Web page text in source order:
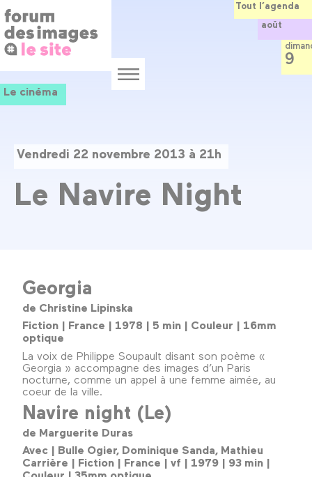
au
contenu
principal
Menu
Le cinéma
Vendredi 22 novembre 2013 à 21h
Le Navire Night
Georgia
de Christine Lipinska
Fiction | France | 1978 | 5 min | Couleur | 16mm
optique
La voix de Philippe Soupault disant son poème «
Georgia » accompagne des images d’un Paris
nocturne, comme un appel à une femme aimée, au
coeur de la ville.
Navire night (Le)
de Marguerite Duras
Avec | Bulle Ogier, Dominique Sanda, Mathieu
Carrière | Fiction | France | vf | 1979 | 93 min |
Tout l’agenda
août
9